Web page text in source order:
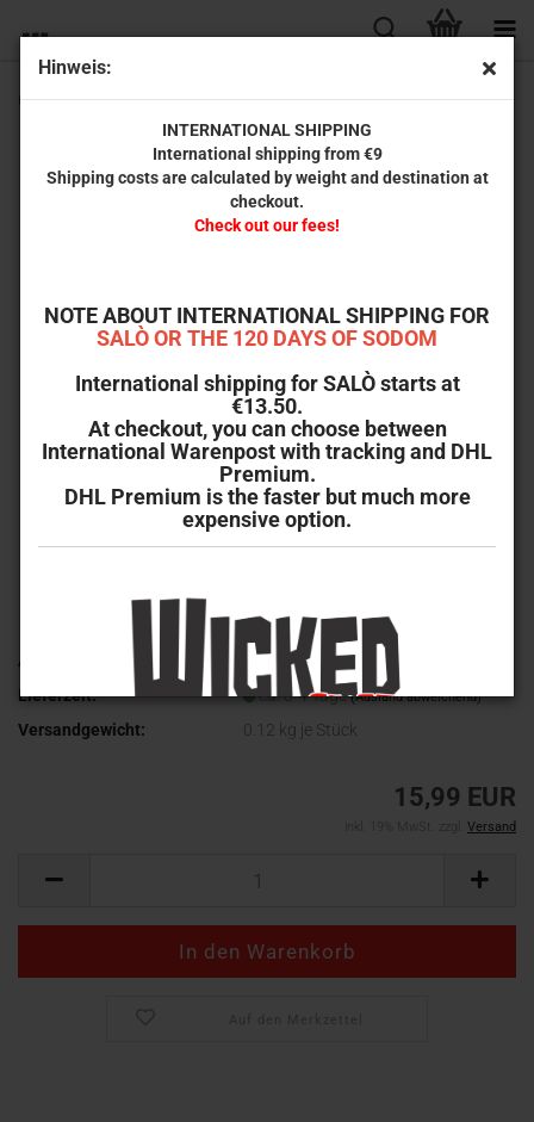
Hinweis:
INTERNATIONAL SHIPPING
International shipping from €9
Shipping costs are calculated by weight and destination at
checkout.
Check out our fees!
NOTE ABOUT INTERNATIONAL SHIPPING FOR
SALÒ OR THE 120 DAYS OF SODOM
International shipping for SALÒ starts at
€13.50.
At checkout, you can choose between
International Warenpost with tracking and DHL
Premium.
DHL Premium is the faster but much more
expensive option.
Creepozoids (Dual-Disc-Set) inkl. Bonusfilm: Shadowzone
Art.Nr.:
WV-357
Lieferzeit:
ca. 3-4 Tage(Ausland abweichend)
Versandgewicht: 0.12 kg je Stück
15,99 EUR
inkl. 19% MwSt. zzgl. Versand